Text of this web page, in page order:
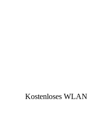
Kostenloses WLAN